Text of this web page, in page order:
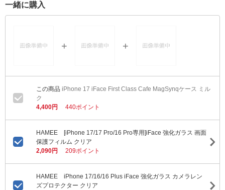
一緒に購入
iPhone 17 iFace First Class Cafe MagSynqケース ミル
ク
4,400円
440ポイント
HAMEE [iPhone 17/17 Pro/16 Pro専用]iFace 強化ガラス 画面
保護フィルム クリア
2,090円
209ポイント
HAMEE iPhone 17/16/16 Plus iFace 強化ガラス カメラレン
ズプロテクター クリア